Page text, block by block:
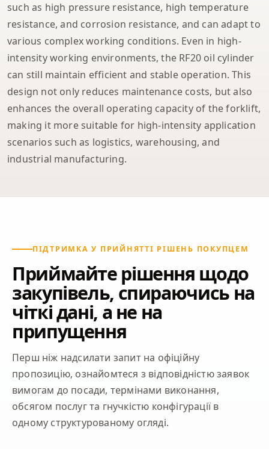
such as high pressure resistance, high temperature
resistance, and corrosion resistance, and can adapt to
various complex working conditions. Even in high-
intensity working environments, the RF20 oil cylinder
can still maintain efficient and stable operation. This
design not only reduces maintenance costs, but also
enhances the overall operating capacity of the forklift,
making it more suitable for high-intensity application
scenarios such as logistics, warehousing, and
industrial manufacturing.
ПІДТРИМКА У ПРИЙНЯТТІ РІШЕНЬ ПОКУПЦЕМ
Приймайте рішення щодо
закупівель, спираючись на
чіткі дані, а не на
припущення
Перш ніж надсилати запит на офіційну
пропозицію, ознайомтеся з відповідністю заявок
вимогам до посади, термінами виконання,
обсягом послуг та гнучкістю конфігурації в
одному структурованому огляді.